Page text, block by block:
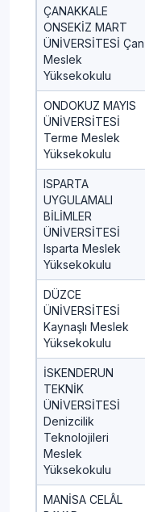
ÇANAKKALE
ONSEKİZ MART
ÜNİVERSİTESİ Çan
Meslek
Yüksekokulu
ONDOKUZ MAYIS
ÜNİVERSİTESİ
Terme Meslek
Yüksekokulu
ISPARTA
UYGULAMALI
BİLİMLER
ÜNİVERSİTESİ
Isparta Meslek
Yüksekokulu
DÜZCE
ÜNİVERSİTESİ
Kaynaşlı Meslek
Yüksekokulu
İSKENDERUN
TEKNİK
ÜNİVERSİTESİ
Denizcilik
Teknolojileri
Meslek
Yüksekokulu
MANİSA CELÂL